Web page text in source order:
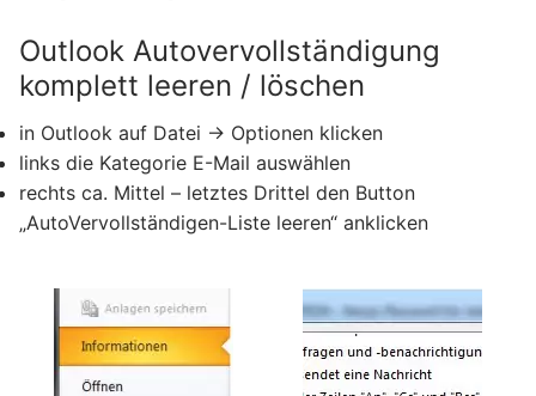
Outlook Autovervollständigung
komplett leeren / löschen
in Outlook auf Datei -> Optionen klicken
links die Kategorie E-Mail auswählen
rechts ca. Mittel – letztes Drittel den Button
„AutoVervollständigen-Liste leeren“ anklicken